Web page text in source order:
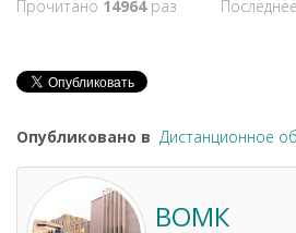
Прочитано 14964раз
Опубликовано в Дистанционное
ВОМК